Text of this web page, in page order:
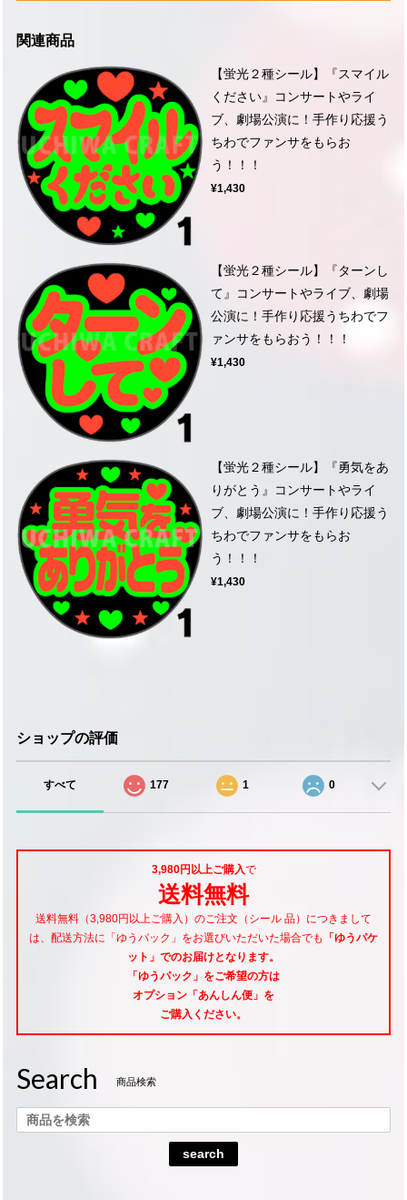
関連商品
【蛍光２種シール】『スマイル
ください』コンサートやライ
ブ、劇場公演に！手作り応援う
ちわでファンサをもらお
う！！！
¥1,430
【蛍光２種シール】『ターンし
て』コンサートやライブ、劇場
公演に！手作り応援うちわでフ
ァンサをもらおう！！！
¥1,430
【蛍光２種シール】『勇気をあ
りがとう』コンサートやライ
ブ、劇場公演に！手作り応援う
ちわでファンサをもらお
う！！！
¥1,430
ショップの評価
すべて 177 1 0
3,980円以上ご購入で
送料無料
送料無料（3,980円以上ご購入）のご注文（シール 品）につきまして
は、配送方法に「ゆうパック」をお選びいただいた場合でも
「ゆうパケ
ット」でのお届けとなります。
「ゆうパック」をご希望の方は
オプション「あんしん便」 を
ご購入ください。
Search 商品検索
search